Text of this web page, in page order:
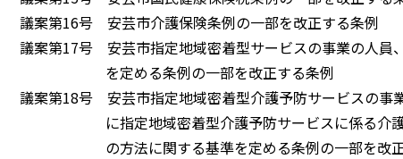
議案第16号 安芸市介護保険条例の一部を改正する条例
議案第17号 安芸市指定地域密着型サービスの事業の人員
を定める条例の一部を改正する条例
議案第18号 安芸市指定地域密着型介護予防サービスの事
に指定地域密着型介護予防サービスに係る介護予
の方法に関する基準を定める条例の一部を改正